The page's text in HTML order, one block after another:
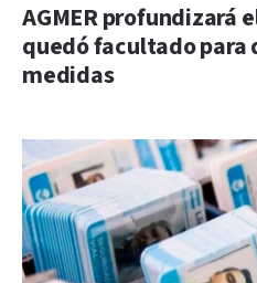
AGMER profundizará
quedó facultado para
medidas